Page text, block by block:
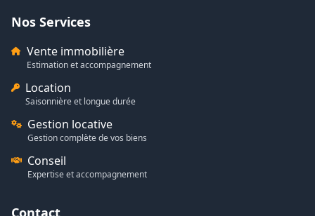
Nos Services
Vente immobilière
Estimation et accompagnement
Location
Saisonnière et longue durée
Gestion locative
Gestion complète de vos biens
Conseil
Expertise et accompagnement
Contact